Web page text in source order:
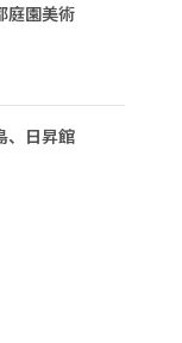
庭園美術
、日昇館